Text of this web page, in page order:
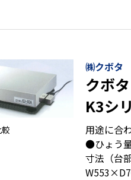
㈱クボタ
クボ
K3シ
ひょ
用途に合
●ひょう
寸法（台